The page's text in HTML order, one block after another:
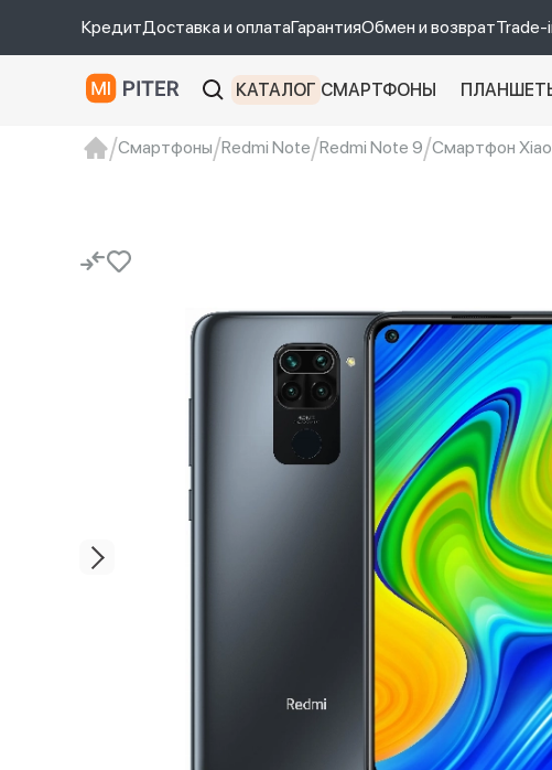
КредитДоставка и оплатаГарантияОбмен и возвратTrade-
КАТАЛОГ СМАРТФОНЫ
Смартфоны Redmi Note Redmi Note 9 Смартфон